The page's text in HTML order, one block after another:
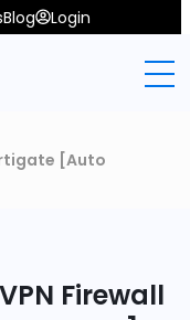
Blog Login
[Auto
Firewall